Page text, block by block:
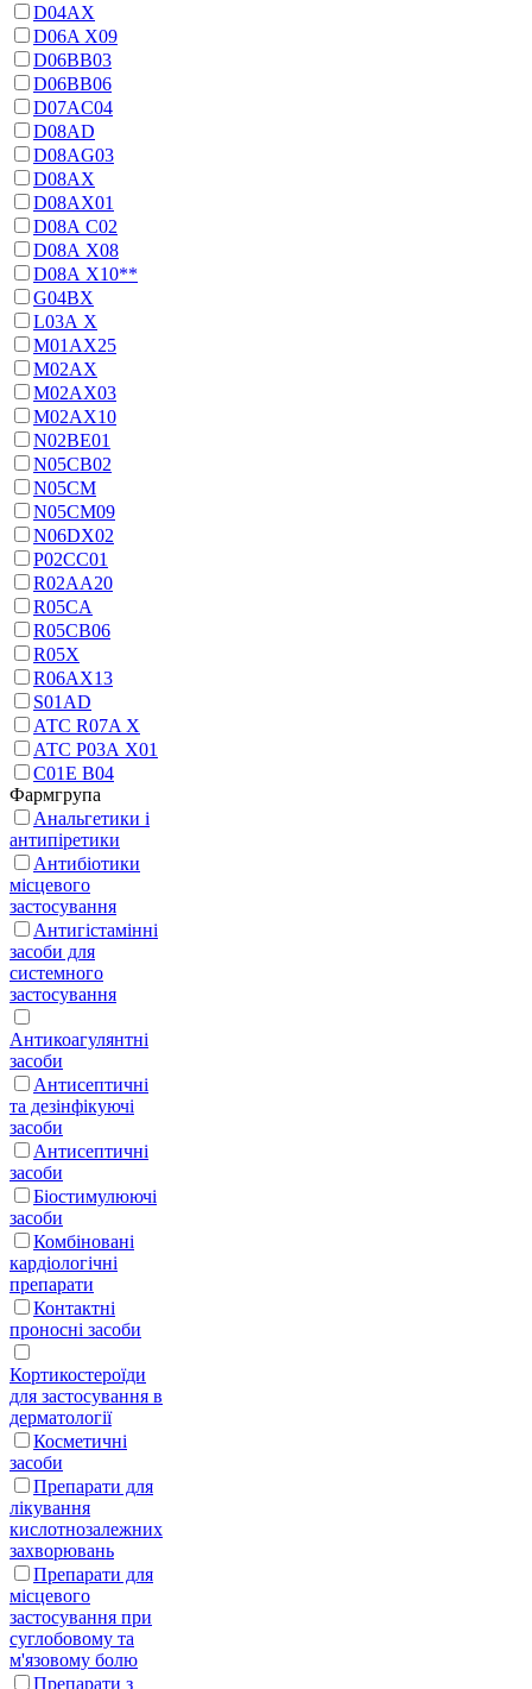
D04AX
D06A X09
D06BB03
D06BB06
D07AC04
D08AD
D08AG03
D08AX
D08AX01
D08А С02
D08А Х08
D08А Х10**
G04BX
L03А Х
M01AX25
M02AX
M02AX03
M02AX10
N02BE01
N05CB02
N05CM
N05CM09
N06DX02
P02CC01
R02AA20
R05CA
R05CB06
R05X
R06AX13
S01AD
АТС R07A X
АТС Р03А Х01
С01Е В04
Фармгрупа
Анальгетики і
антипіретики
Антибіотики
місцевого
застосування
Антигістамінні
засоби для
системного
застосування
Антикоагулянтні
засоби
Антисептичні
та дезінфікуючі
засоби
Антисептичні
засоби
Біостимулюючі
засоби
Комбіновані
кардіологічні
препарати
Контактні
проносні засоби
Кортикостероїди
для застосування в
дерматології
Косметичні
засоби
Препарати для
лікування
кислотнозалежних
захворювань
Препарати для
місцевого
застосування при
суглобовому та
м'язовому болю
Препарати з